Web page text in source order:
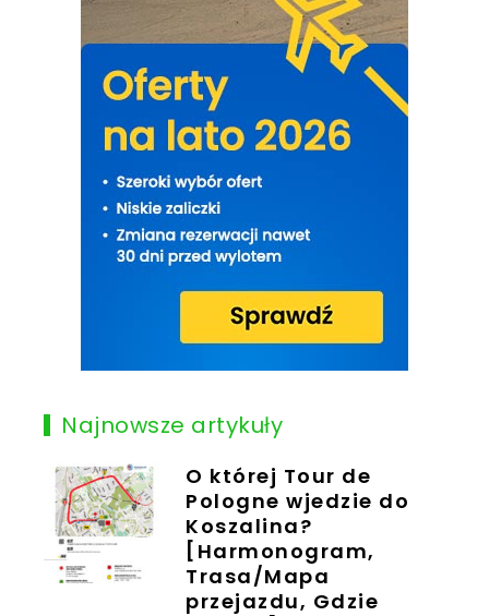
Najnowsze artykuły
O której Tour de
Pologne wjedzie do
Koszalina?
[Harmonogram,
Trasa/Mapa
przejazdu, Gdzie